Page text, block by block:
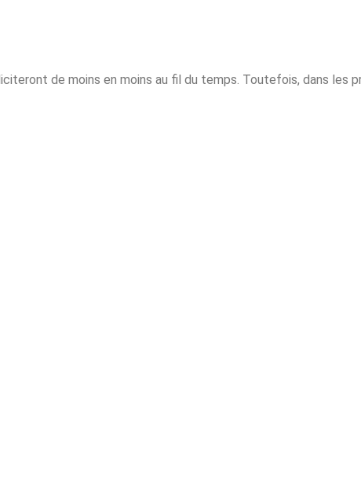
de moins en moins au fil du temps. Toutefois, dans les